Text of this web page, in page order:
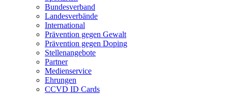
Bundesverband
Landesverbände
International
Prävention gegen Gewalt
Prävention gegen Doping
Stellenangebote
Partner
Medienservice
Ehrungen
CCVD ID Cards